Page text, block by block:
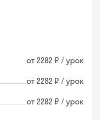
от 2282 ₽ / урок
от 2282 ₽ / урок
от 2282 ₽ / урок